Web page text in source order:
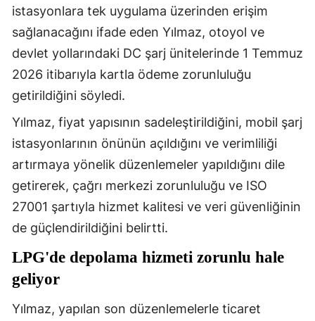
istasyonlara tek uygulama üzerinden erişim
sağlanacağını ifade eden Yılmaz, otoyol ve
devlet yollarındaki DC şarj ünitelerinde 1 Temmuz
2026 itibarıyla kartla ödeme zorunluluğu
getirildiğini söyledi.
Yılmaz, fiyat yapısının sadeleştirildiğini, mobil şarj
istasyonlarının önünün açıldığını ve verimliliği
artırmaya yönelik düzenlemeler yapıldığını dile
getirerek, çağrı merkezi zorunluluğu ve ISO
27001 şartıyla hizmet kalitesi ve veri güvenliğinin
de güçlendirildiğini belirtti.
LPG'de depolama hizmeti zorunlu hale
geliyor
Yılmaz, yapılan son düzenlemelerle ticaret